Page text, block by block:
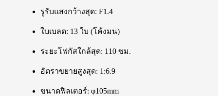
รูรับแสงกว้างสุด: F1.4
ใบเบลด: 13 ใบ (โค้งมน)
ระยะโฟกัสใกล้สุด: 110 ซม.
อัตราขยายสูงสุด: 1:6.9
ขนาดฟิลเตอร์: φ105mm